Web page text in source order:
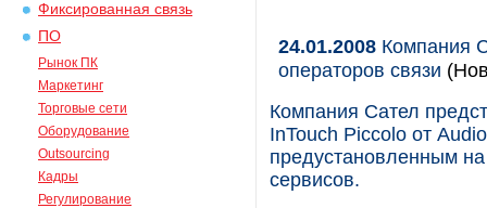
Фиксированная связь
ПО
Рынок ПК
Маркетинг
Торговые сети
Оборудование
Outsourcing
Кадры
Регулирование
24.01.2008 Компания
операторов связи
Компания Сател
InTouch Piccolo от
предустановленным
сервисов.